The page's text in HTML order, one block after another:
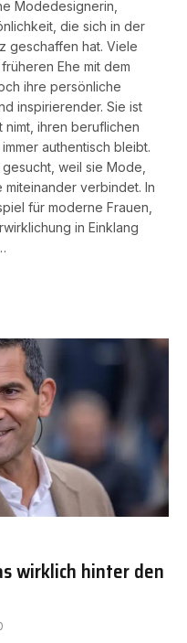
Modedesignerin,
die sich in der
geschaffen hat. Viele
Ehe mit dem
ihre persönliche
inspirierender. Sie ist
nimt, ihren beruflichen
authentisch bleibt.
weil sie Mode,
miteinander verbindet. In
für moderne Frauen,
in Einklang
wirklich hinter den